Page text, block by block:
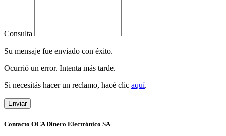
Consulta
Su mensaje fue enviado con éxito.
Ocurrió un error. Intenta más tarde.
Si necesitás hacer un reclamo, hacé clic aquí.
Enviar
Contacto OCA Dinero Electrónico SA